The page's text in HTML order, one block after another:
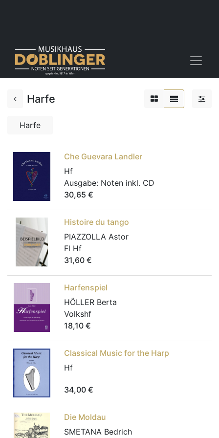
Harfe
Harfe
Che Guevara Landler
Hf
Ausgabe: Noten inkl. CD
30,65 €
Histoire du tango
PIAZZOLLA Astor
Fl Hf
31,60 €
Harfenspiel
HÖLLER Berta
Volkshf
18,10 €
Classical Music for the Harp
Hf
34,00 €
Die Moldau
SMETANA Bedrich